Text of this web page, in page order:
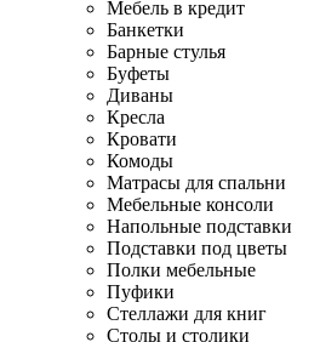
Мебель в кредит
Банкетки
Барные стулья
Буфеты
Диваны
Кресла
Кровати
Комоды
Матрасы для спальни
Мебельные консоли
Напольные подставки
Подставки под цветы
Полки мебельные
Пуфики
Стеллажи для книг
Столы и столики